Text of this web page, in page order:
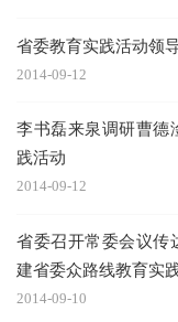
省委教育实践活动领
2014-09-12
李书磊来泉调研曹德
践活动
2014-09-12
省委召开常委会议传
建省委众路线教育实
2014-09-10